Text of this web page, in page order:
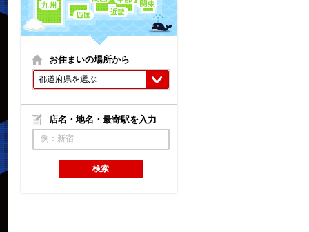
お住まいの場所から
都道府県を選ぶ
店名・地名・最寄駅を入力
例：新宿
検索